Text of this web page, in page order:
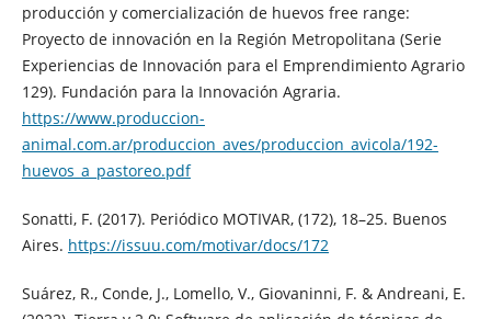
producción y comercialización de huevos free range:
Proyecto de innovación en la Región Metropolitana (Serie
Experiencias de Innovación para el Emprendimiento Agrario
129). Fundación para la Innovación Agraria.
https://www.produccion-
animal.com.ar/produccion_aves/produccion_avicola/192-
huevos_a_pastoreo.pdf
Sonatti, F. (2017). Periódico MOTIVAR, (172), 18–25. Buenos
Aires. https://issuu.com/motivar/docs/172
Suárez, R., Conde, J., Lomello, V., Giovaninni, F. & Andreani, E.